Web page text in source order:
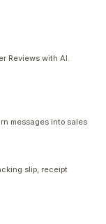
Reviews with AI.
messages into sales
slip, receipt